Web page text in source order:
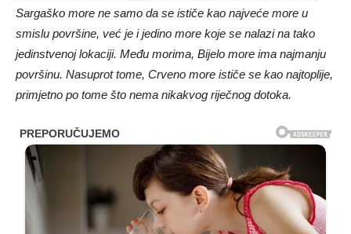
Sargaško more ne samo da se ističe kao najveće more u
smislu površine, već je i jedino more koje se nalazi na tako
jedinstvenoj lokaciji. Među morima, Bijelo more ima najmanju
površinu. Nasuprot tome, Crveno more ističe se kao najtoplije,
primjetno po tome što nema nikakvog riječnog dotoka.